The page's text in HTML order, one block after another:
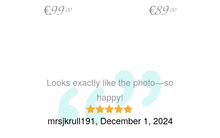
€99.00 €89.00
Looks exactly like the photo—so
happy!
Rated5out
mrsjkrull191, December 1, 2024